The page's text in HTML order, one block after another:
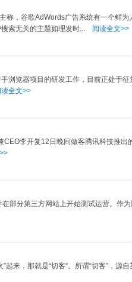
，谷歌AdWords广告系统有一个鲜为
索无关的主题如理发时...
阅读全文>>
览器项目的研发工作，目前正处于
全文>>
李开复12日晚间做客腾讯科技推出
分第三方网站上开始测试运营。作
来，那就是“切客”。所谓“切客”，源